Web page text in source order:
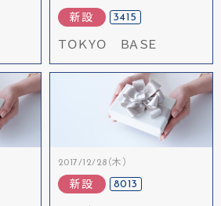
新設 3415
ＴＯＫＹＯ ＢＡＳＥ
2017/12/28（木）
新設 8013